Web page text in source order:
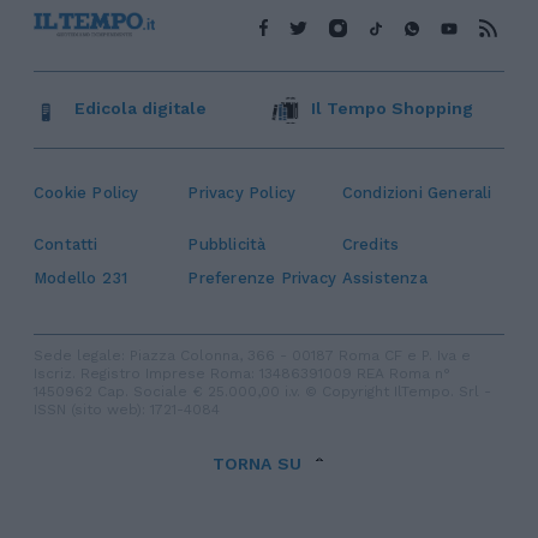
Cookie Policy Privacy Policy Condizioni Generali
Contatti Pubblicità
Credits
Modello 231
Preferenze Privacy Assistenza
Edicola digitale Il Tempo Shopping
TORNA SU